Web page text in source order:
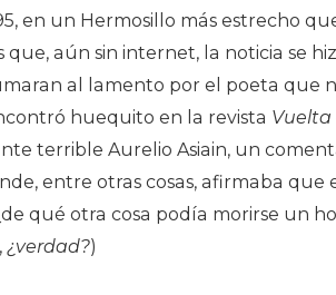
en un Hermosillo más estrecho
que, aún sin internet, la noticia se
al lamento por el poeta que
huequito en la revista Vuelta
terrible Aurelio Asiain, un
entre otras cosas, afirmaba que
qué otra cosa podía morirse un
¿verdad?)